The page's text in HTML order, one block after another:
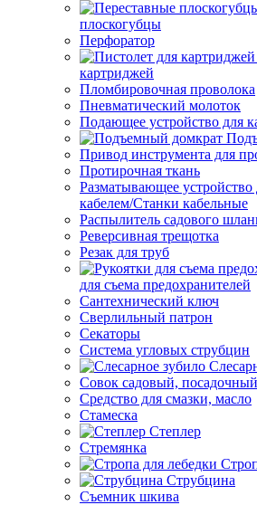
плоскогубцы
Перфоратор
картриджей
Пломбировочная проволока
Пневматический молоток
Подающее устройство для
Привод инструмента для
Протирочная ткань
Разматывающее устройство
кабелем/Станки кабельные
Распылитель садового
Реверсивная трещотка
Резак для труб
для съема предохранителей
Сантехнический ключ
Сверлильный патрон
Секаторы
Система угловых струбцин
Совок садовый, посадочный
Средство для смазки, масло
Стамеска
Степлер
Стремянка
Струбцина
Съемник шкива